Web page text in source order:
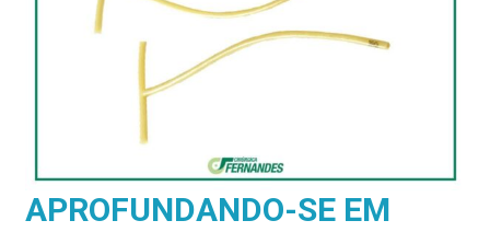
APROFUNDANDO-SE EM